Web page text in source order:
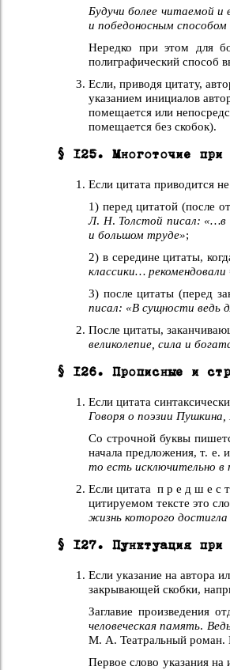
Будучи более читаемой
и победоносным
Нередко при этом для
полиграфический способ
Если, приводя цитату,
указанием инициалов
помещается или
помещается без скобок).
§ 125. Многоточие при
Если цитата приводится
1) перед цитатой (после
Л. Н. Толстой писал: «…в
и большом труде»;
2) в середине цитаты,
классики…
3) после цитаты (перед
писал: «В сущности ведь
После цитаты,
великолепие, сила и
§ 126. Прописные и
Если цитата
Говоря о поэзии
Со строчной буквы
начала предложения, т. е.
то есть исключительно в
Если цитата п р е д ш е с
цитируемом тексте это
жизнь которого
§ 127. Пунктуация при
Если указание на автора
закрывающей скобки,
Заглавие произведения
человеческая память.
М. А. Театральный роман.
Первое слово указания